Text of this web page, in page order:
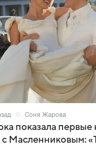
Соня Жарова
показала первые
с Масленниковым: